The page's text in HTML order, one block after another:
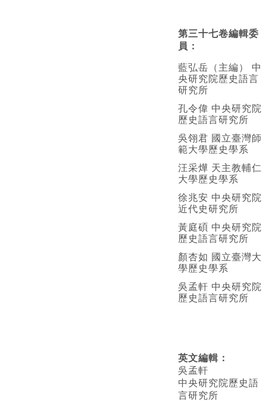
第三十七卷編輯委
員：
藍弘岳（主編） 中
央研究院歷史語言
研究所
孔令偉 中央研究院
歷史語言研究所
吳翎君 國立臺灣師
範大學歷史學系
汪采燁 天主教輔仁
大學歷史學系
徐兆安 中央研究院
近代史研究所
黃庭碩 中央研究院
歷史語言研究所
顏杏如 國立臺灣大
學歷史學系
吳孟軒 中央研究院
歷史語言研究所
英文編輯 ：
吳孟軒
中央研究院歷史語
言研究所